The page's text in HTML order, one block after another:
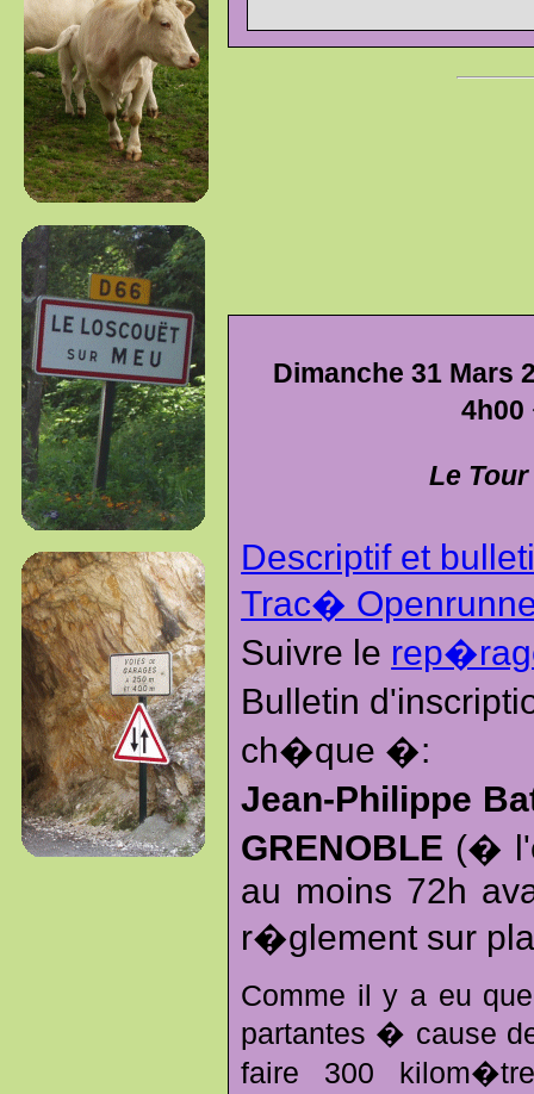
Dimanche 31 Mars
Le
Descriptif et
Trac�
Suivre le
Bulletin
ch�que �:
Jean-Philippe
GRENOBLE (�
au moins 72h
r�glement sur
Comme il y a eu
partantes � cause
faire 300